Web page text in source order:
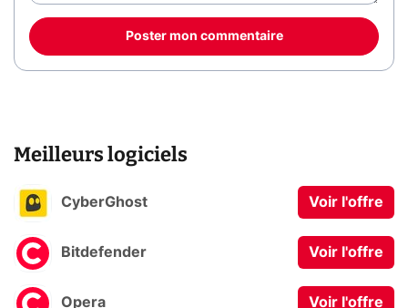
Poster mon commentaire
Meilleurs logiciels
CyberGhost Voir l'offre
Bitdefender Voir l'offre
Opera Voir l'offre